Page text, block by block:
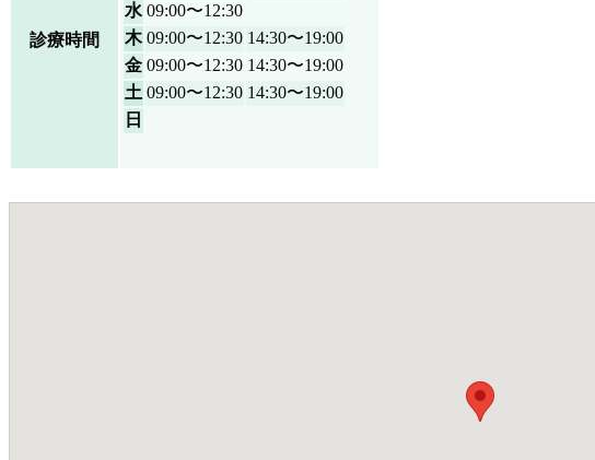
診療時間
水 09:00〜12:30
木 09:00〜12:30 14:30〜19:00
金 09:00〜12:30 14:30〜19:00
土 09:00〜12:30 14:30〜19:00
日